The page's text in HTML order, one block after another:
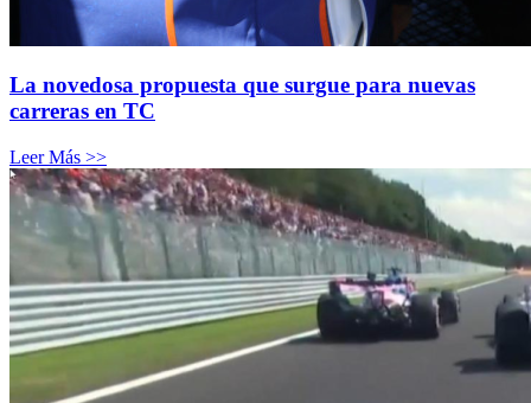
La novedosa propuesta que surgue para nuevas
carreras en TC
Leer Más >>